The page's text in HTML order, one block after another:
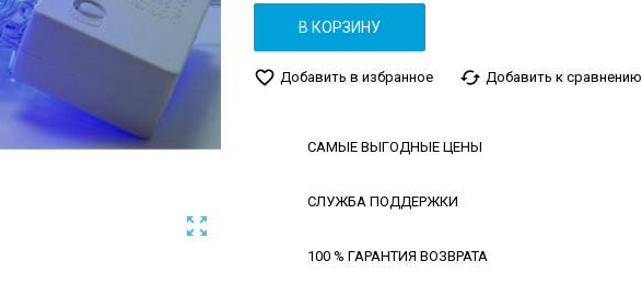

В КОРЗИНУ
favorite_border Добавить в избранное cached Добавить к сравнению
САМЫЕ ВЫГОДНЫЕ ЦЕНЫ
СЛУЖБА ПОДДЕРЖКИ
100 % ГАРАНТИЯ ВОЗВРАТА